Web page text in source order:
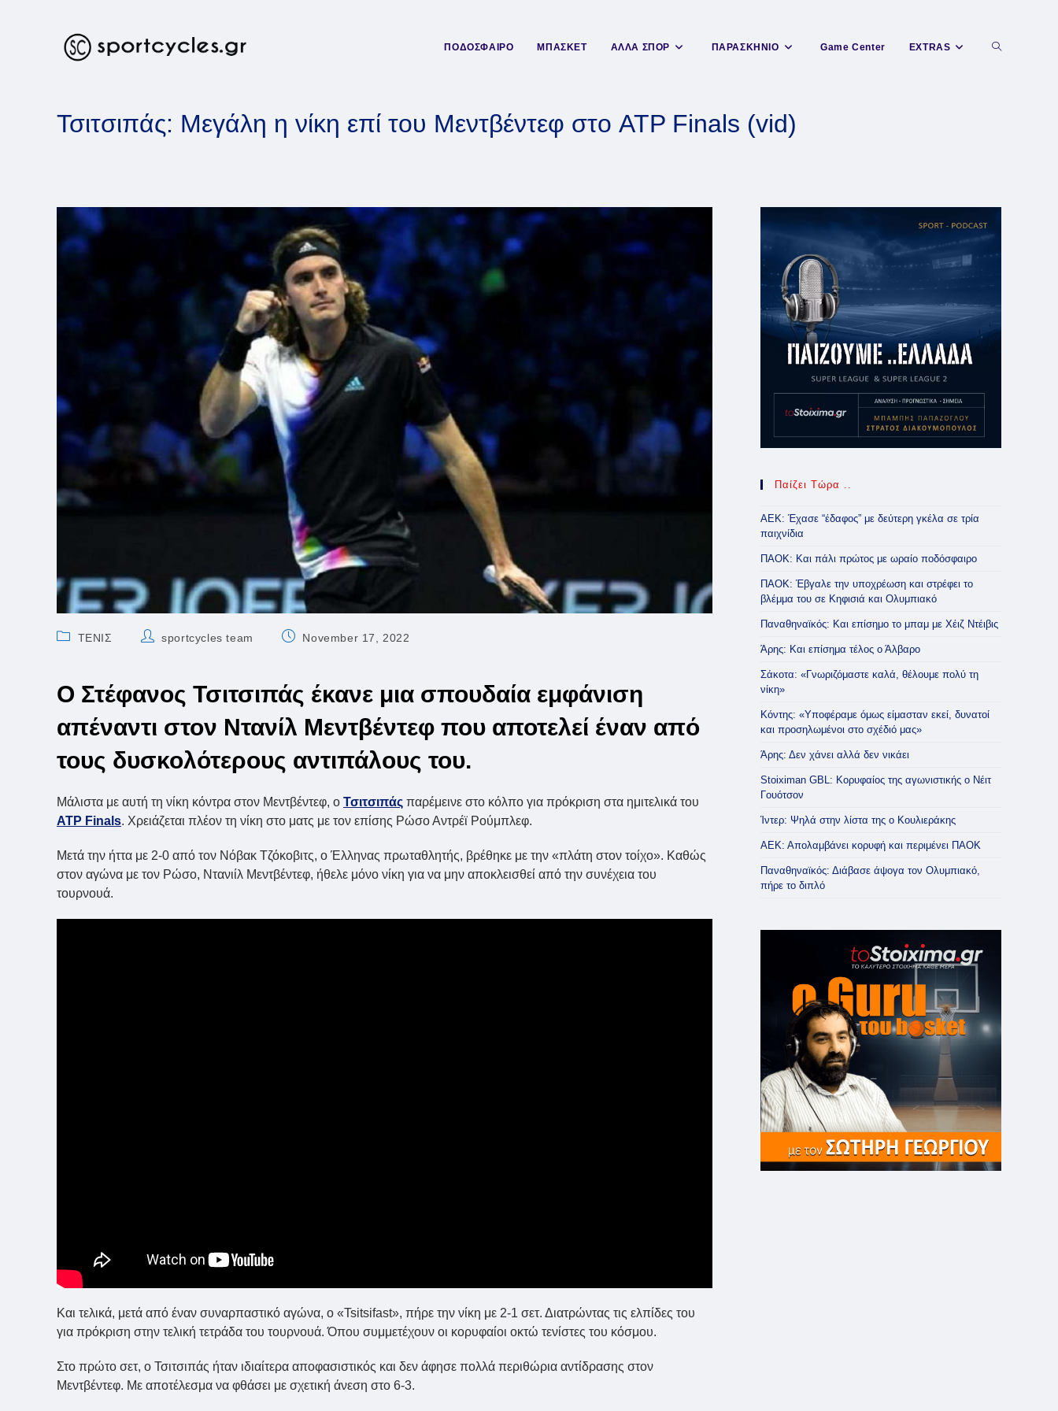
ΠΟΔΟΣΦΑΙΡΟ ΜΠΑΣΚΕΤ ΑΛΛΑ ΣΠΟΡ ΠΑΡΑΣΚΗΝΙΟ Game Center EXTRAS Toggle
Τσιτσιπάς: Μεγάλη η νίκη επί του Μεντβέντεφ στο ATP Finals (vid)
PostΤΕΝΙΣ
Postsportcycles team
PostNovember 17, 2022
Ο Στέφανος Τσιτσιπάς έκανε μια σπουδαία εμφάνιση
απέναντι στον Ντανίλ Μεντβέντεφ που αποτελεί έναν από
τους δυσκολότερους αντιπάλους του.
Μάλιστα με αυτή τη νίκη κόντρα στον Μεντβέντεφ, ο Τσιτσιπάς παρέμεινε στο κόλπο για πρόκριση στα ημιτελικά του
ATP Finals. Χρειάζεται πλέον τη νίκη στο ματς με τον επίσης Ρώσο Αντρέϊ Ρούμπλεφ.
Μετά την ήττα με 2-0 από τον Νόβακ Τζόκοβιτς, ο Έλληνας πρωταθλητής, βρέθηκε με την «πλάτη στον τοίχο». Καθώς
στον αγώνα με τον Ρώσο, Ντανιίλ Μεντβέντεφ, ήθελε μόνο νίκη για να μην αποκλεισθεί από την συνέχεια του
τουρνουά.
Και τελικά, μετά από έναν συναρπαστικό αγώνα, ο «Tsitsifast», πήρε την νίκη με 2-1 σετ. Διατρώντας τις ελπίδες του
για πρόκριση στην τελική τετράδα του τουρνουά. Όπου συμμετέχουν οι κορυφαίοι οκτώ τενίστες του κόσμου.
Στο πρώτο σετ, ο Τσιτσιπάς ήταν ιδιαίτερα αποφασιστικός και δεν άφησε πολλά περιθώρια αντίδρασης στον
Μεντβέντεφ. Με αποτέλεσμα να φθάσει με σχετική άνεση στο 6-3.
Παίζει Τώρα ..
ΑΕΚ: Έχασε “έδαφος” με δεύτερη γκέλα σε τρία
παιχνίδια
ΠΑΟΚ: Και πάλι πρώτος με ωραίο ποδόσφαιρο
ΠΑΟΚ: Έβγαλε την υποχρέωση και στρέφει το
βλέμμα του σε Κηφισιά και Ολυμπιακό
Παναθηναϊκός: Και επίσημο το μπαμ με Χέιζ Ντέιβις
Άρης: Και επίσημα τέλος ο Άλβαρο
Σάκοτα: «Γνωριζόμαστε καλά, θέλουμε πολύ τη
νίκη»
Κόντης: «Υποφέραμε όμως είμασταν εκεί, δυνατοί
και προσηλωμένοι στο σχέδιό μας»
Άρης: Δεν χάνει αλλά δεν νικάει
Stoiximan GBL: Κορυφαίος της αγωνιστικής ο Νέιτ
Γουότσον
Ίντερ: Ψηλά στην λίστα της ο Κουλιεράκης
ΑΕΚ: Απολαμβάνει κορυφή και περιμένει ΠΑΟΚ
Παναθηναϊκός: Διάβασε άψογα τον Ολυμπιακό,
πήρε το διπλό